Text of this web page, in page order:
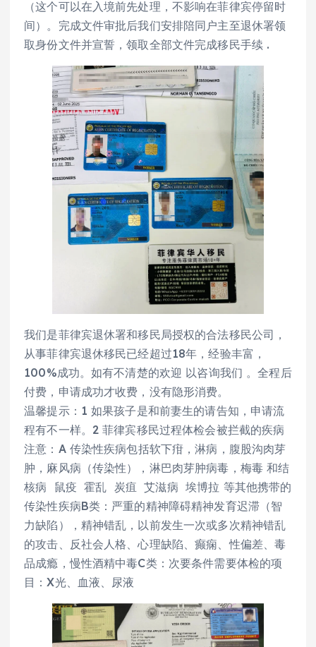
（这个可以在入境前先处理，不影响在菲律宾停留时
间）。完成文件审批后我们安排陪同户主至退休署领
取身份文件并宣誓，领取全部文件完成移民手续 .
我们是菲律宾退休署和移民局授权的合法移民公司，
从事菲律宾退休移民已经超过18年，经验丰富，
100%成功。如有不清楚的欢迎 以咨询我们 。全程后
付费，申请成功才收费，没有隐形消费。
温馨提示：1 如果孩子是和前妻生的请告知，申请流
程有不一样。2 菲律宾移民过程体检会被拦截的疾病
注意：A 传染性疾病包括软下疳，淋病，腹股沟肉芽
肿，麻风病（传染性），淋巴肉芽肿病毒，梅毒 和结
核病 鼠疫 霍乱 炭疽 艾滋病 埃博拉 等其他携带的
传染性疾病B类：严重的精神障碍精神发育迟滞（智
力缺陷），精神错乱，以前发生一次或多次精神错乱
的攻击、反社会人格、心理缺陷、癫痫、性偏差、毒
品成瘾，慢性酒精中毒C类：次要条件需要体检的项
目：X光、血液、尿液